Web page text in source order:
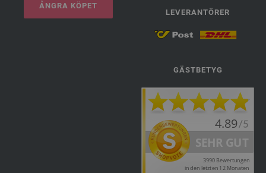
ÅNGRA KÖPET
LEVERANTÖRER
GÄSTBETYG